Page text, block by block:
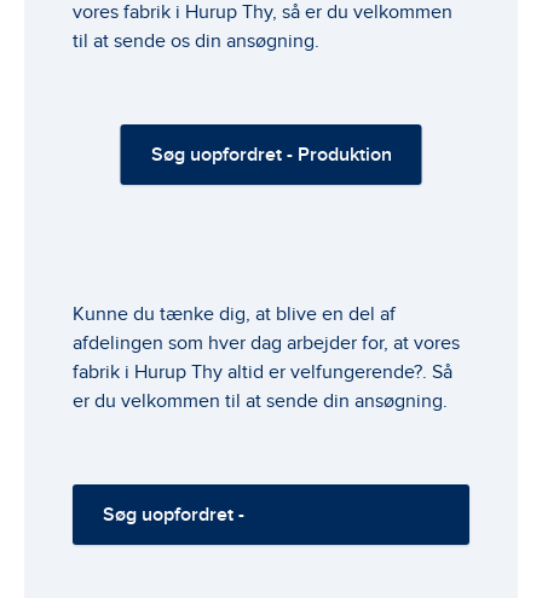
vores fabrik i Hurup Thy, så er du velkommen
til at sende os din ansøgning.
Søg uopfordret - Produktion
Kunne du tænke dig, at blive en del af
afdelingen som hver dag arbejder for, at vores
fabrik i Hurup Thy altid er velfungerende?. Så
er du velkommen til at sende din ansøgning.
Søg uopfordret -